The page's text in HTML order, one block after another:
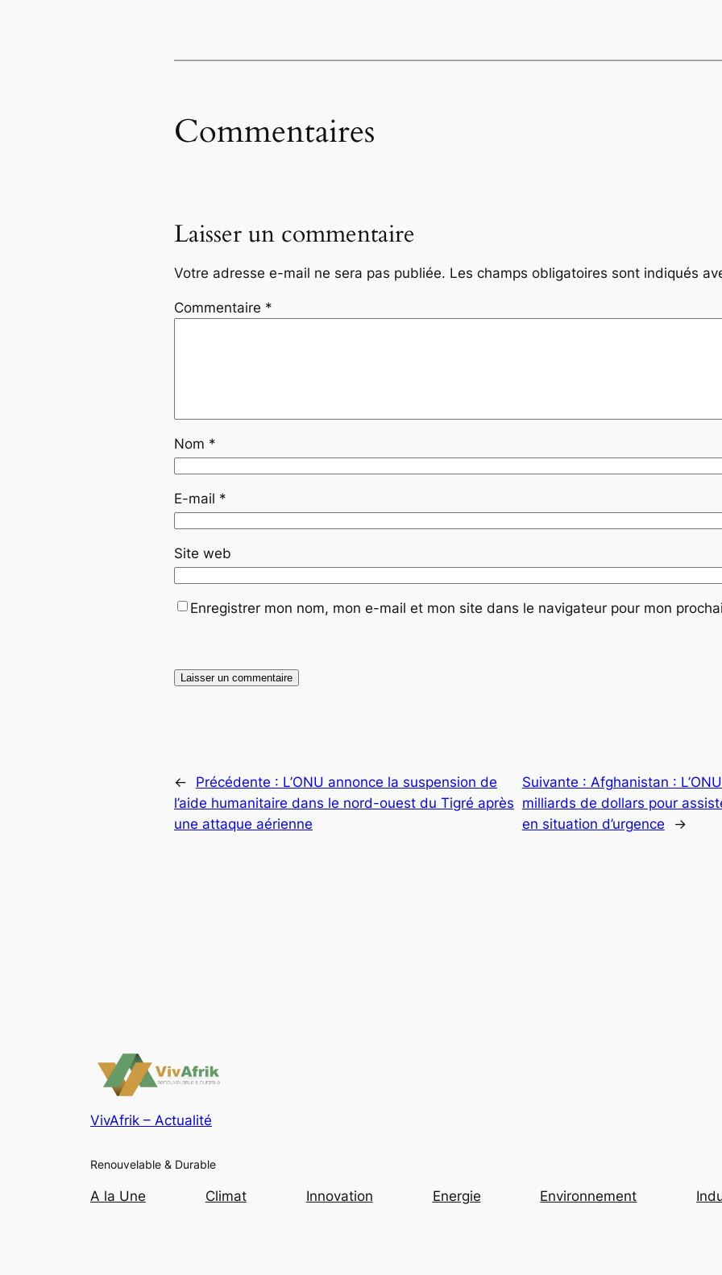
Commentaires
Laisser un commentaire
Votre adresse e-mail ne sera pas publiée. Les champs obligatoires sont indiqués
Commentaire *
Nom *
E-mail *
Site web
Enregistrer mon nom, mon e-mail et mon site dans le navigateur pour mon
← Précédente : L’ONU annonce la suspension de
l’aide humanitaire dans le nord-ouest du Tigré après
une attaque aérienne
Suivante : Afghanistan :
milliards de dollars pour
en situation d’urgence
→
VivAfrik – Actualité
Renouvelable & Durable
A la Une Climat Innovation Energie Environnement